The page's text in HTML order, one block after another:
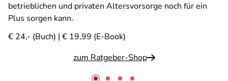
betrieblichen und privaten Altersvorsorge noch für ein
Plus sorgen kann.
€ 24,- (Buch) | € 19,99 (E-Book)
zum Ratgeber-Shop